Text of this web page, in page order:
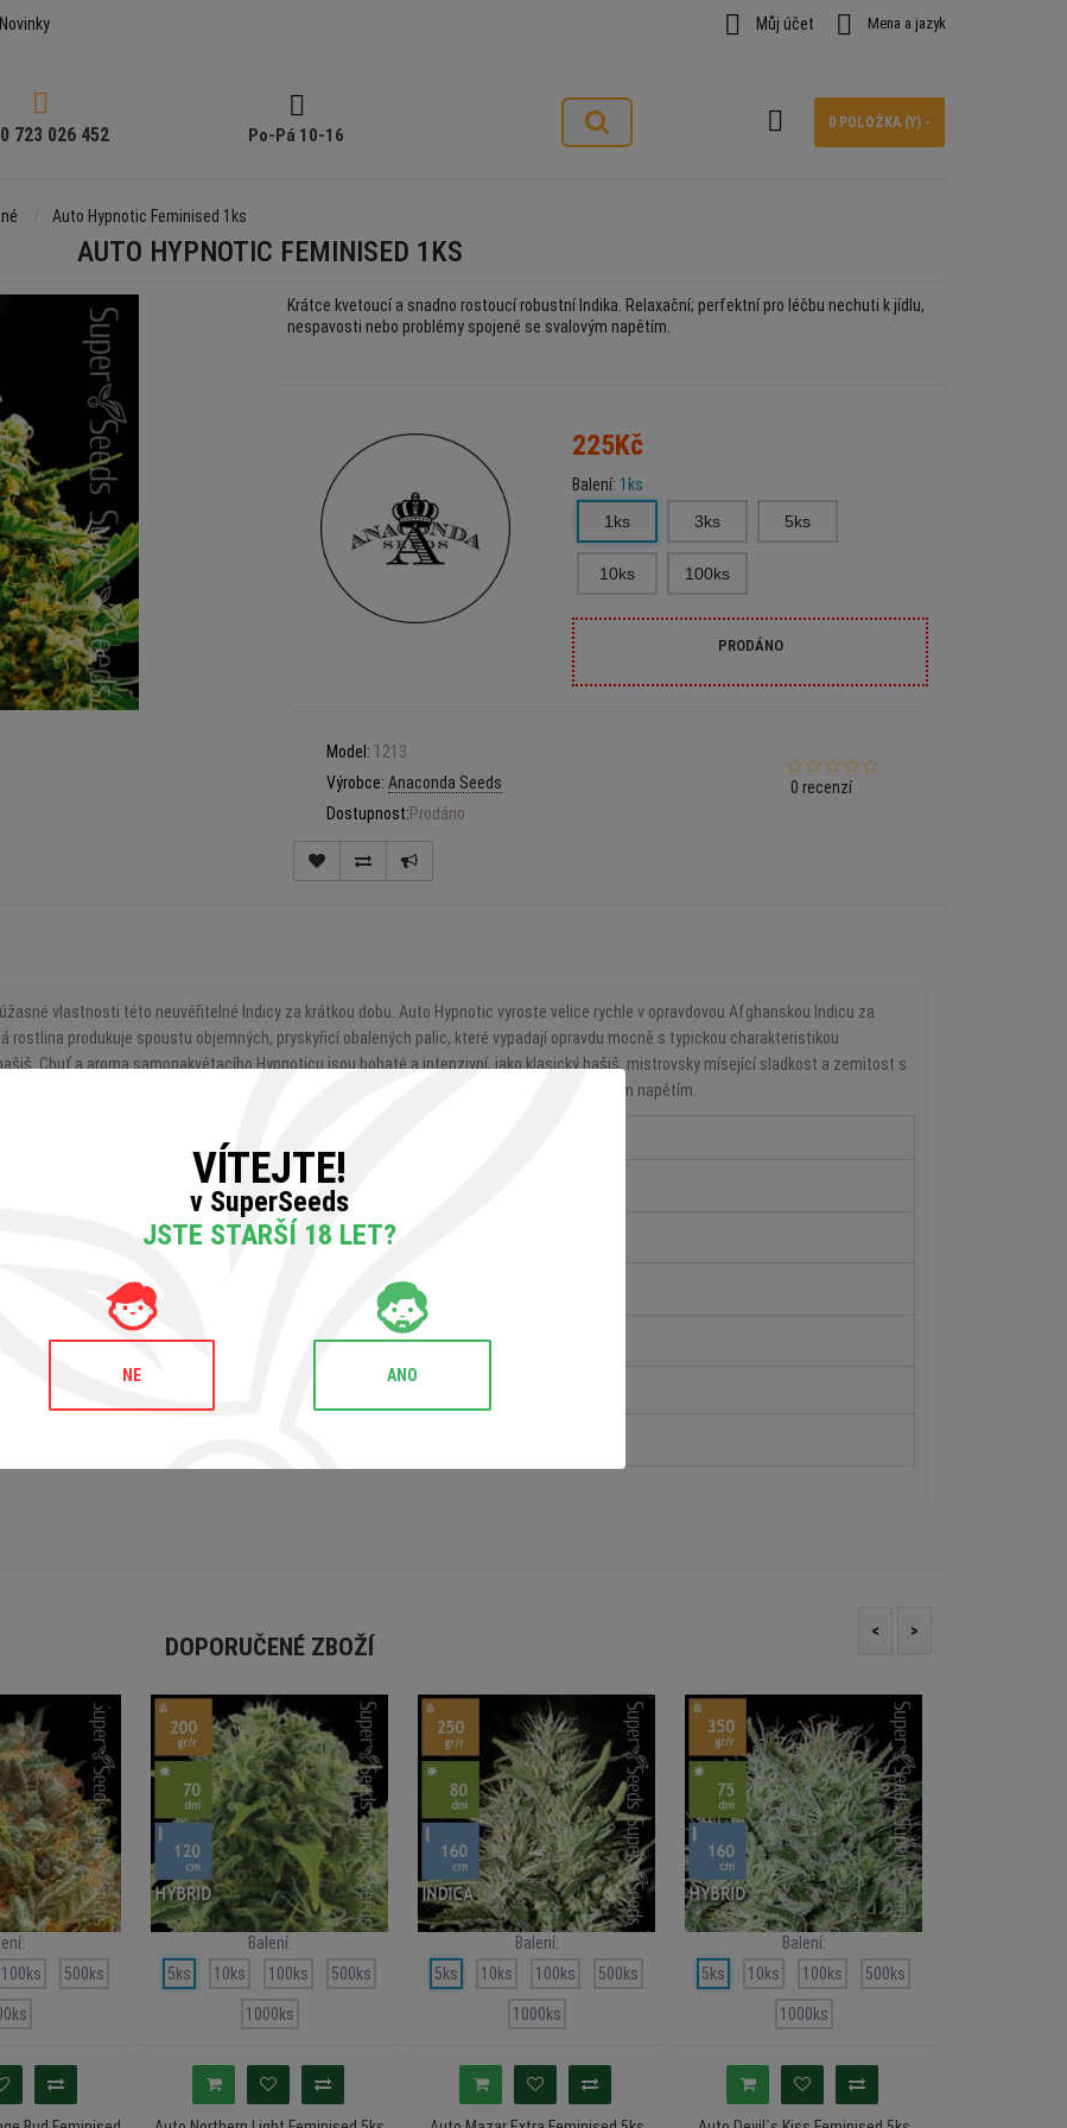
Novinky  Můj účet  Mena a jazyk

723 026 452

Po-Pá 10-16
0 POLOŽKA (Y) -

Auto Hypnotic Feminised 1ks
AUTO HYPNOTIC FEMINISED 1KS
Krátce kvetoucí a snadno rostoucí robustní Indika. Relaxační; perfektní pro léčbu nechuti k jídlu,
nespavosti nebo problémy spojené se svalovým napětím.
225Kč
Balení: 1ks
1ks
3ks 5ks
10ks 100ks
PRODÁNO
Model: 1213
Výrobce: Anaconda Seeds
Dostupnost:Prodáno
0 recenzí
vlastnosti této neuvěřitelné Indicy za krátkou dobu. Auto Hypnotic vyroste velice rychle v opravdovou Afghanskou Indicu za
rostlina produkuje spoustu objemných, pryskyřicí obalených palic, které vypadají opravdu mocně s typickou charakteristikou
Chuť a aroma samonakvétacího Hypnoticu jsou bohaté a intenzivní, jako klasický hašiš, mistrovsky mísející sladkost a zemitost s
relaxační; perfektní pro léčbu nechuti k jídlu, nespavosti nebo problémy spojené se svalovým napětím.
DOPORUČENÉ ZBOŽÍ
100ks 500ks
Balení:
5ks
10ks 100ks 500ks
1000ks
Balení:
5ks
10ks 100ks 500ks
1000ks
Balení:
5ks
10ks 100ks 500ks
1000ks
< >
VÍTEJTE!
v SuperSeeds
JSTE STARŠÍ 18 LET?
NE ANO